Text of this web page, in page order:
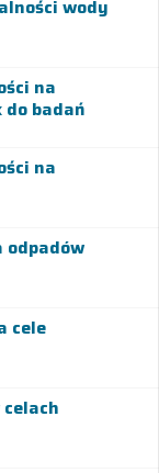
wody
na
badań
na
cele